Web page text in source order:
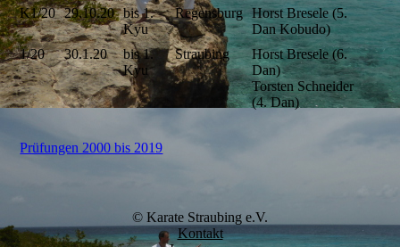
K1/20 29.10.20 bis 1.
Kyu
Regensburg
Horst Bresele (5.
Dan Kobudo)
1/20
30.1.20
bis 1.
Kyu
Straubing
Horst Bresele (6.
Dan)
Torsten Schneider
(4. Dan)
Prüfungen 2000 bis 2019
© Karate Straubing e.V.
Kontakt